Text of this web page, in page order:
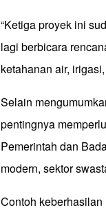
“Ketiga proyek ini
lagi berbicara
ketahanan air,
Selain
pentingnya
Pemerintah dan
modern, sektor
Contoh